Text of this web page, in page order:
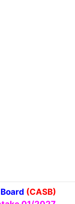
Board (CASB)